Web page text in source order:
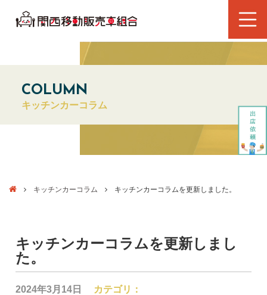
COLUMN
キッチンカーコラム
キッチンカーコラム キッチンカーコラムを更新しました。
キッチンカーコラムを更新しまし
た。
2024年3月14日 カテゴリ：